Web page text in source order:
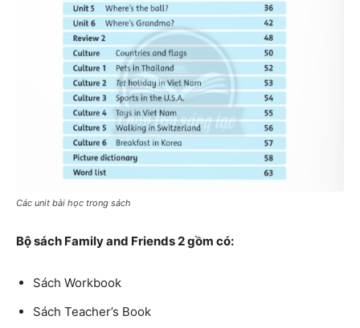
Các unit bài học trong sách
Bộ sách Family and Friends 2 gồm có:
Sách Workbook
Sách Teacher’s Book